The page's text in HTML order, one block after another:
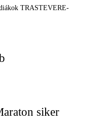
TRASTEVERE-
siker